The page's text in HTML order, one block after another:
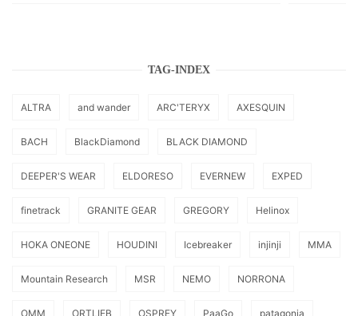
TAG-INDEX
ALTRA and wander ARC'TERYX AXESQUIN
BACH BlackDiamond BLACK DIAMOND
DEEPER'S WEAR ELDORESO EVERNEW EXPED
finetrack GRANITE GEAR GREGORY Helinox
HOKA ONEONE HOUDINI Icebreaker injinji MMA
Mountain Research MSR NEMO NORRONA
OMM ORTLIEB OSPREY PaaGo patagonia